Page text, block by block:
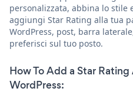
personalizzata, abbina lo stile
aggiungi Star Rating alla tua
WordPress, post, barra
preferisci sul tuo posto.
How To Add a Star
WordPress: